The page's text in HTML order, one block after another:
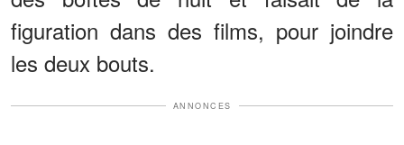
figuration dans des films, pour joindre
les deux bouts.
ANNONCES